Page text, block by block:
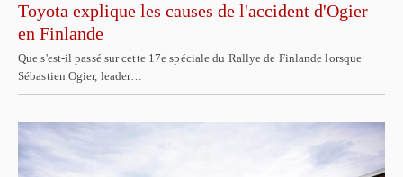
Toyota explique les causes de l'accident d'Ogier
en Finlande
Que s'est-il passé sur cette 17e spéciale du Rallye de Finlande lorsque
Sébastien Ogier, leader…